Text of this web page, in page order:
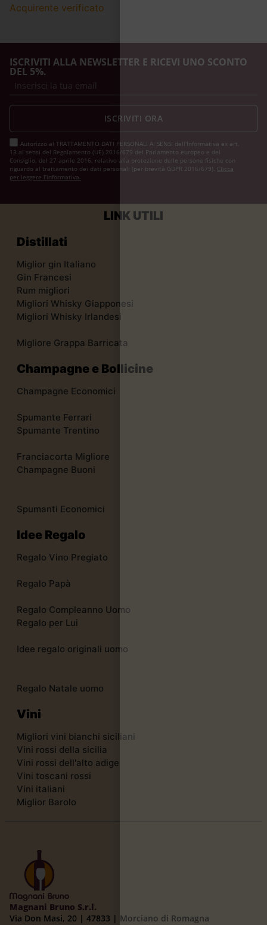
Acquirente verificato
ISCRIVITI ALLA NEWSLETTER E RICEVI UNO SCONTO
DEL 5%.
Autorizzo al TRATTAMENTO DATI PERSONALI AI SENSI dell'Informativa ex art.
13 ai sensi del Regolamento (UE) 2016/679 del Parlamento europeo e del
Consiglio, del 27 aprile 2016, relativo alla protezione delle persone fisiche con
riguardo al trattamento dei dati personali (per brevità GDPR 2016/679). Clicca
per leggere l’informativa.
ISCRIVITI ORA
LINK UTILI
Distillati
Miglior gin Italiano
Gin Francesi
Rum migliori
Migliori Whisky Giapponesi
Migliori Whisky Irlandesi
Migliore Grappa Barricata
Champagne e Bollicine
Champagne Economici
Spumante Ferrari
Spumante Trentino
Franciacorta Migliore
Champagne Buoni
Spumanti Economici
Idee Regalo
Regalo Vino Pregiato
Regalo Papà
Regalo Compleanno Uomo
Regalo per Lui
Idee regalo originali uomo
Regalo Natale uomo
Vini
Migliori vini bianchi siciliani
Vini rossi della sicilia
Vini rossi dell'alto adige
Vini toscani rossi
Vini italiani
Miglior Barolo
Magnani Bruno S.r.l.
Via Don Masi, 20 | 47833 | Morciano di Romagna